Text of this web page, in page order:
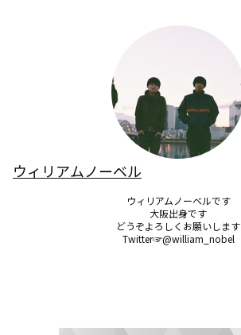
ウィリアムノーベル
ウィリアムノーベルです
大阪出身です
どうぞよろしくお願いします
Twitter☞@william_nobel